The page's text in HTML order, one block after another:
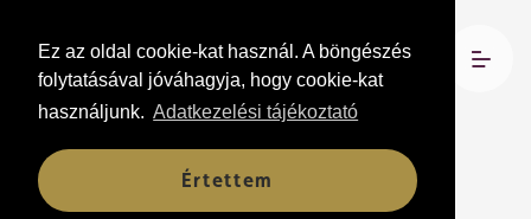
Ez az oldal cookie-kat használ. A böngészés
folytatásával jóváhagyja, hogy cookie-kat
használjunk. Adatkezelési tájékoztató
Értettem